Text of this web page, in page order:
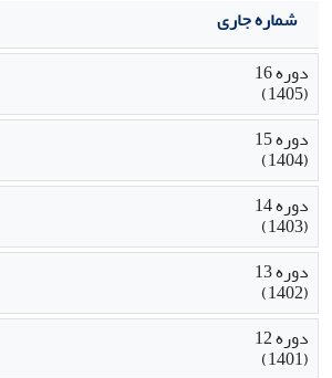
شماره جاری
دوره 16
(1405)
دوره 15
(1404)
دوره 14
(1403)
دوره 13
(1402)
دوره 12
(1401)